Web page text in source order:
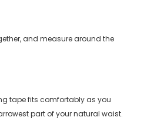
and measure around the
tape fits comfortably as you
part of your natural waist.